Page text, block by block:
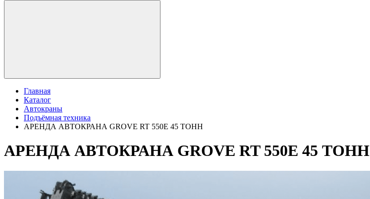
Главная
Каталог
Автокраны
Подъёмная техника
АРЕНДА АВТОКРАНА GROVE RT 550E 45 ТОНН
АРЕНДА АВТОКРАНА GROVE RT 550E 45 ТОНН